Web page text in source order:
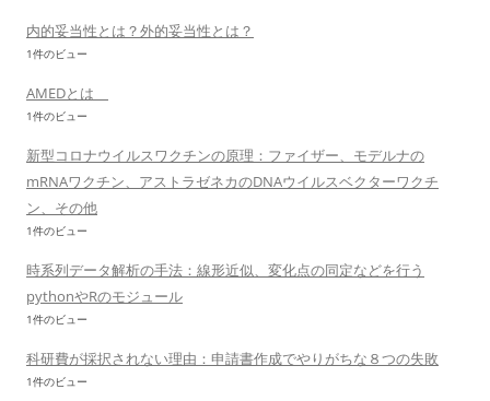
内的妥当性とは？外的妥当性とは？
1件のビュー
AMEDとは
1件のビュー
新型コロナウイルスワクチンの原理：ファイザー、モデルナの
mRNAワクチン、アストラゼネカのDNAウイルスベクターワクチ
ン、その他
1件のビュー
時系列データ解析の手法：線形近似、変化点の同定などを行う
pythonやRのモジュール
1件のビュー
科研費が採択されない理由：申請書作成でやりがちな８つの失敗
1件のビュー